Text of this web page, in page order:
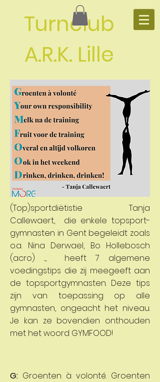
Turnclub
A.R.K. Lille
(Top)sportdiëtistie Tanja
Callewaert, die enkele topsport-
gymnasten in Gent begeleidt zoals
o.a. Nina Derwael, Bo Hollebosch
(acro) ..., heeft 7 algemene
voedingstips die zij meegeeft aan
de topsportgymnasten. Deze tips
zijn van toepassing op alle
gymnasten, ongeacht het niveau.
Je kan ze bovendien onthouden
met het woord GYMFOOD!
G: Groenten à volonté. Groenten